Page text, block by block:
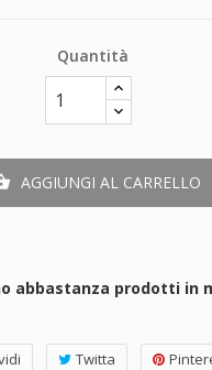
Quantità
AGGIUNGI AL CARRELLO
abbastanza prodotti in
Twitta